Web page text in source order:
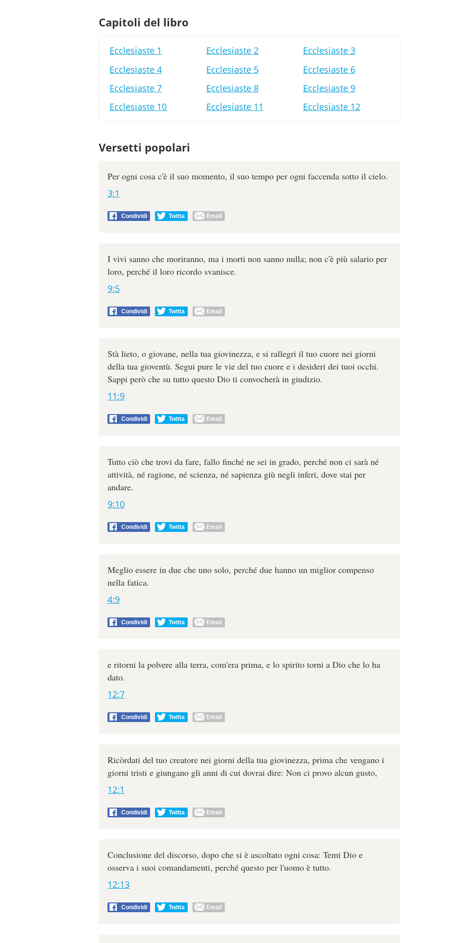
Capitoli del libro
Ecclesiaste 1 Ecclesiaste 2
Ecclesiaste 3
Ecclesiaste 4
Ecclesiaste 5
Ecclesiaste 6
Ecclesiaste 7
Ecclesiaste 8
Ecclesiaste 9
Ecclesiaste 10
Ecclesiaste 11 Ecclesiaste 12
Versetti popolari
Per ogni cosa c'è il suo momento, il suo tempo per ogni faccenda sotto il cielo.
3:1
Condividi Twitta Email
I vivi sanno che moriranno, ma i morti non sanno nulla; non c'è più salario per
loro, perché il loro ricordo svanisce.
9:5
Condividi Twitta Email
Stà lieto, o giovane, nella tua giovinezza, e si rallegri il tuo cuore nei giorni
della tua gioventù. Segui pure le vie del tuo cuore e i desideri dei tuoi occhi.
Sappi però che su tutto questo Dio ti convocherà in giudizio.
11:9
Condividi Twitta Email
Tutto ciò che trovi da fare, fallo finché ne sei in grado, perché non ci sarà né
attività, né ragione, né scienza, né sapienza giù negli inferi, dove stai per
andare.
9:10
Condividi Twitta Email
Meglio essere in due che uno solo, perché due hanno un miglior compenso
nella fatica.
4:9
Condividi Twitta Email
e ritorni la polvere alla terra, com'era prima, e lo spirito torni a Dio che lo ha
dato.
12:7
Condividi Twitta Email
Ricòrdati del tuo creatore nei giorni della tua giovinezza, prima che vengano i
giorni tristi e giungano gli anni di cui dovrai dire: Non ci provo alcun gusto,
12:1
Condividi Twitta Email
Conclusione del discorso, dopo che si è ascoltato ogni cosa: Temi Dio e
osserva i suoi comandamenti, perché questo per l'uomo è tutto.
12:13
Condividi Twitta Email